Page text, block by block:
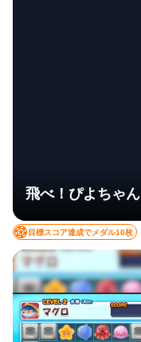
飛べ！ぴよちゃん
目標スコア達成でメダル10枚